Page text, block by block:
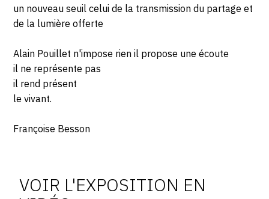
un nouveau seuil celui de la transmission du partage et
de la lumière offerte
Alain Pouillet n'impose rien il propose une écoute
il ne représente pas
il rend présent
le vivant.
Françoise Besson
l'exposition
VOIR L'EXPOSITION EN